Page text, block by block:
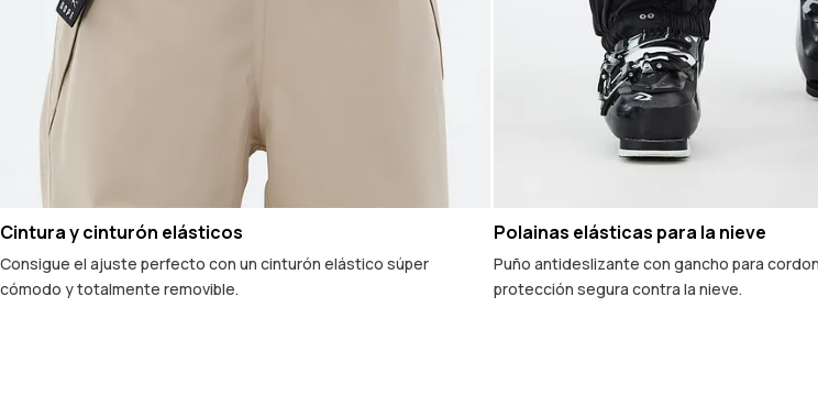
Cintura y cinturón elásticos
Consigue el ajuste perfecto con un cinturón elástico súper
cómodo y totalmente removible.
Polainas elásticas para la nieve
Puño antideslizante con gancho para
protección segura contra la nieve.